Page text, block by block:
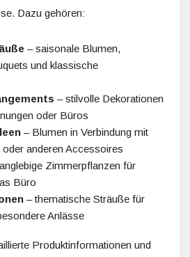
Dazu gehören:
– saisonale Blumen,
und klassische
– stilvolle Dekorationen
oder Büros
– Blumen in Verbindung mit
oder anderen Accessoires
Zimmerpflanzen für
Büro
– thematische Sträuße für
Anlässe
Produktinformationen und